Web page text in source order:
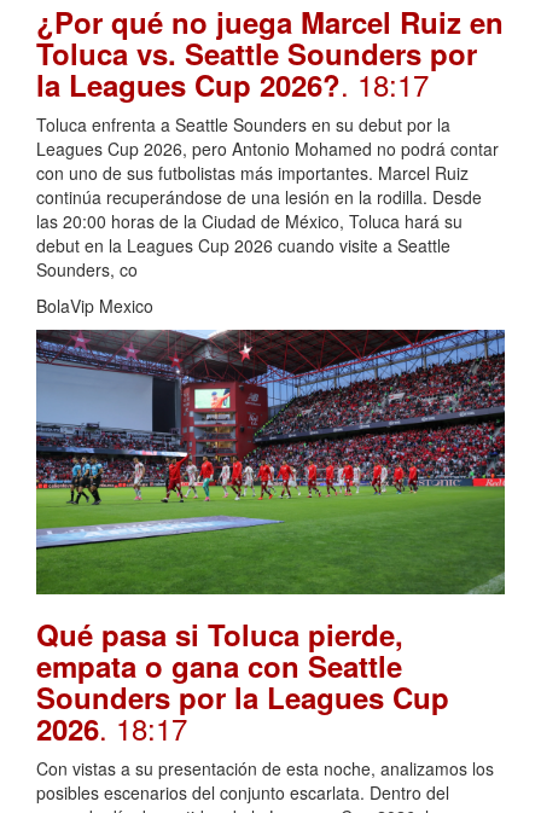
¿Por qué no juega Marcel Ruiz en
Toluca vs. Seattle Sounders por
la Leagues Cup 2026?. 18:17
Toluca enfrenta a Seattle Sounders en su debut por la
Leagues Cup 2026, pero Antonio Mohamed no podrá contar
con uno de sus futbolistas más importantes. Marcel Ruiz
continúa recuperándose de una lesión en la rodilla. Desde
las 20:00 horas de la Ciudad de México, Toluca hará su
debut en la Leagues Cup 2026 cuando visite a Seattle
Sounders, co
BolaVip Mexico
Qué pasa si Toluca pierde,
empata o gana con Seattle
Sounders por la Leagues Cup
2026. 18:17
Con vistas a su presentación de esta noche, analizamos los
posibles escenarios del conjunto escarlata. Dentro del